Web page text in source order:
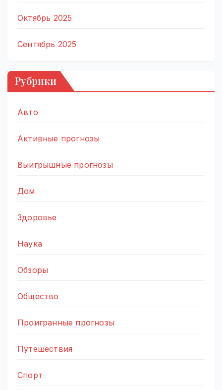
Октябрь 2025
Сентябрь 2025
Рубрики
Авто
Активные прогнозы
Выигрышные прогнозы
Дом
Здоровье
Наука
Обзоры
Общество
Проигранные прогнозы
Путешествия
Спорт